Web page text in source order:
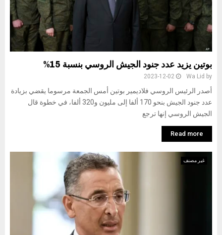
بوتين يزيد عدد جنود الجيش الروسي بنسبة 15%
by
Wa Lid
2023-12-02
أصدر الرئيس الروسي فلاديمير بوتين أمس الجمعة مرسوما يقضي بزيادة
عدد جنود الجيش بنحو 170 ألفا إلى مليون و320 ألفا، في خطوة قال
الجيش الروسي إنها ترجع
Read more
غير مصنف